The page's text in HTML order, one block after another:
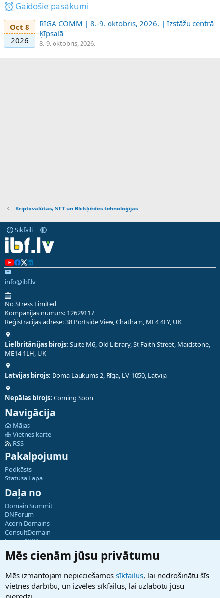
Gaidošie pasākumi
Oct 8
2026
RIGA COMM | 8.-9. oktobris, 2026. | Izstāžu centrā
Ķīpsalā
8.-9. oktobris, 2026.
Kriptovalūtas, NFT un Blokķēdes tehnoloģijas
Sīkfaili
info@ibf.lv
No Stress Limited
Kompānijas numurs: 12629117
Reģistrācijas adrese: 38 Portside View, Chatham, ME4 4FY, UK
Lielbritānijas birojs: Suite M6, Old Library, St Faith Street, Maidstone,
ME14 1LH, UK
Latvijas birojs: Doma Laukums 2, Rīga, LV-1050, Latvija
Nepālas birojs: Coming Soon
Navigācija
Mājas
Vietnes karte
RSS
Pakalpojumu
Podkāsts
Statusa Lapa
Daļa no
Domain Summit
DNForum
Acorn Domains
ConsultDomain
ForumNDD
Domainforum.ro
27.be
Hostmaria
Atbalsts
Mēs cienām jūsu privātumu
Mēs izmantojam nepieciešamos sīkfailus, lai nodrošinātu šīs
vietnes darbību, un izvēles sīkfailus, lai uzlabotu jūsu
pieredzi.